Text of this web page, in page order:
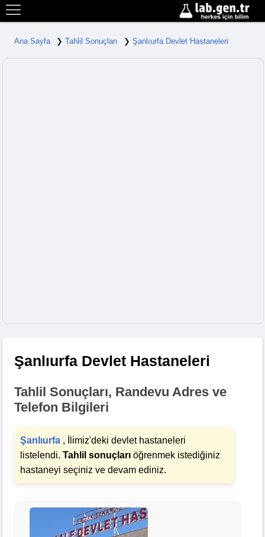
Ana Sayfa Tahlil Sonuçları Şanlıurfa Devlet Hastaneleri
Şanlıurfa Devlet Hastaneleri
Tahlil Sonuçları, Randevu Adres ve
Telefon Bilgileri
Şanlıurfa , İlimiz'deki devlet hastaneleri
listelendi.Tahlil sonuçları öğrenmek istediğiniz
hastaneyi seçiniz ve devam ediniz.